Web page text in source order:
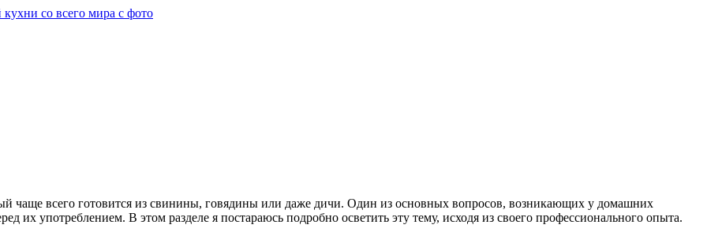
чаще всего готовится из свинины, говядины или даже дичи. Один из основных вопросов, возникающих у домашних
их употреблением. В этом разделе я постараюсь подробно осветить эту тему, исходя из своего профессионального опыта.